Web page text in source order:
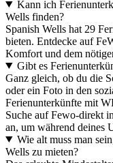
Kann ich
Wells finden?
Spanish Wells hat 29
bieten. Entdecke auf
Komfort und dem
Gibt es
Ganz gleich, ob du die
oder ein Foto in den
Ferienunterkünfte mit
Suche auf Fewo-direkt
an, um während deines
Wie alt muss man
Wells zu mieten?